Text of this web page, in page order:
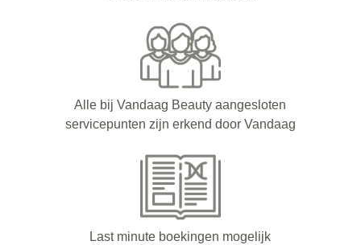
Alle bij Vandaag Beauty aangesloten
servicepunten zijn erkend door Vandaag
Last minute boekingen mogelijk